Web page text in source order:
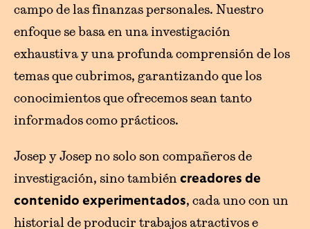
campo de las finanzas personales. Nuestro
enfoque se basa en una investigación
exhaustiva y una profunda comprensión de los
temas que cubrimos, garantizando que los
conocimientos que ofrecemos sean tanto
informados como prácticos.
Josep y Josep no solo son compañeros de
investigación, sino también creadores de
contenido experimentados, cada uno con un
historial de producir trabajos atractivos e